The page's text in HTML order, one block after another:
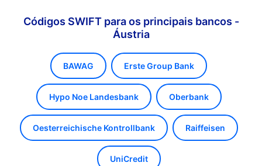
Códigos SWIFT para os principais bancos -
Áustria
BAWAG Erste Group Bank
Hypo Noe Landesbank Oberbank
Oesterreichische Kontrollbank Raiffeisen
UniCredit